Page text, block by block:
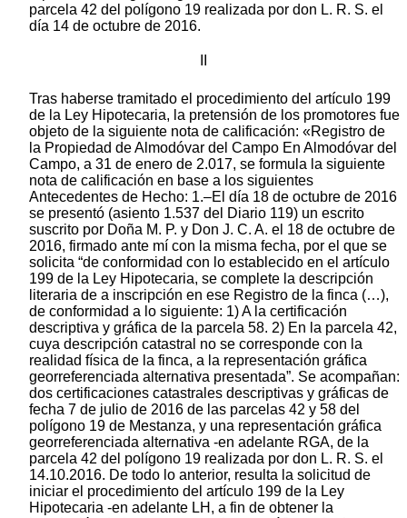
parcela 42 del polígono 19 realizada por don L. R. S. el
día 14 de octubre de 2016.
Tras haberse tramitado el procedimiento del artículo 199
de la Ley Hipotecaria, la pretensión de los promotores fue
objeto de la siguiente nota de calificación: «Registro de
la Propiedad de Almodóvar del Campo En Almodóvar del
Campo, a 31 de enero de 2.017, se formula la siguiente
nota de calificación en base a los siguientes
Antecedentes de Hecho: 1.–El día 18 de octubre de 2016
se presentó (asiento 1.537 del Diario 119) un escrito
suscrito por Doña M. P. y Don J. C. A. el 18 de octubre de
2016, firmado ante mí con la misma fecha, por el que se
solicita “de conformidad con lo establecido en el artículo
199 de la Ley Hipotecaria, se complete la descripción
literaria de a inscripción en ese Registro de la finca (…),
de conformidad a lo siguiente: 1) A la certificación
descriptiva y gráfica de la parcela 58. 2) En la parcela 42,
cuya descripción catastral no se corresponde con la
realidad física de la finca, a la representación gráfica
georreferenciada alternativa presentada”. Se acompañan:
dos certificaciones catastrales descriptivas y gráficas de
fecha 7 de julio de 2016 de las parcelas 42 y 58 del
polígono 19 de Mestanza, y una representación gráfica
georreferenciada alternativa -en adelante RGA, de la
parcela 42 del polígono 19 realizada por don L. R. S. el
14.10.2016. De todo lo anterior, resulta la solicitud de
iniciar el procedimiento del artículo 199 de la Ley
Hipotecaria -en adelante LH, a fin de obtener la